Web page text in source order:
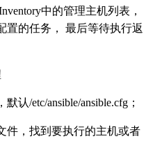
中的管理主机列表，
置的任务， 最后等待执行返
认/etc/ansible/ansible.cfg；
，找到要执行的主机或者